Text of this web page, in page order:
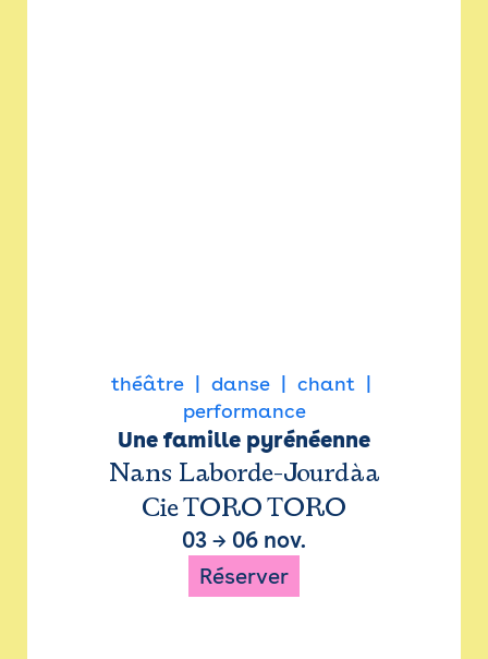
théâtre danse
chant
performance
Une famille pyrénéenne
Nans Laborde-Jourdàa
Cie TORO TORO
03 → 06 nov.
Réserver